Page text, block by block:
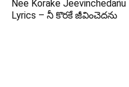
Nee Korake Jeevinchedanu
Lyrics – నీ కొరకే జీవించెదను